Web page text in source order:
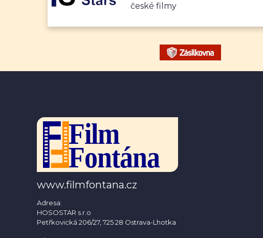
české filmy
www.filmfontana.cz
Adresa:
HOSOSTAR s.r.o
Petřkovická 206/27, 725 28 Ostrava-Lhotka